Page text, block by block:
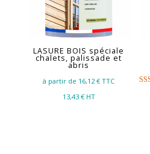
LASURE BOIS spéciale
chalets, palissade et
abris
à partir de 16,12 € TTC
13,43€ HT